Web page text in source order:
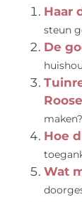
Haar
steun
De
Hoe
Wat